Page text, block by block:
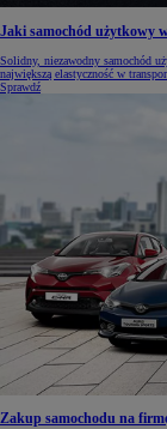
Jaki samochód użytkowy
Solidny, niezawodny samochód
największą elastyczność w
Sprawdź
Zakup samochodu na